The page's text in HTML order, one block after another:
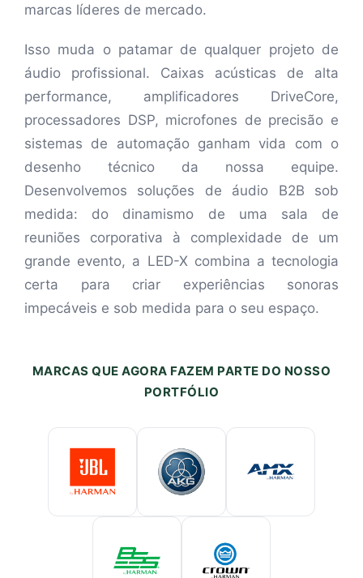
marcas líderes de mercado.
Isso muda o patamar de qualquer projeto de
áudio profissional. Caixas acústicas de alta
performance, amplificadores DriveCore,
processadores DSP, microfones de precisão e
sistemas de automação ganham vida com o
desenho técnico da nossa equipe.
Desenvolvemos soluções de áudio B2B sob
medida: do dinamismo de uma sala de
reuniões corporativa à complexidade de um
grande evento, a LED-X combina a tecnologia
certa para criar experiências sonoras
impecáveis e sob medida para o seu espaço.
MARCAS QUE AGORA FAZEM PARTE DO NOSSO
PORTFÓLIO